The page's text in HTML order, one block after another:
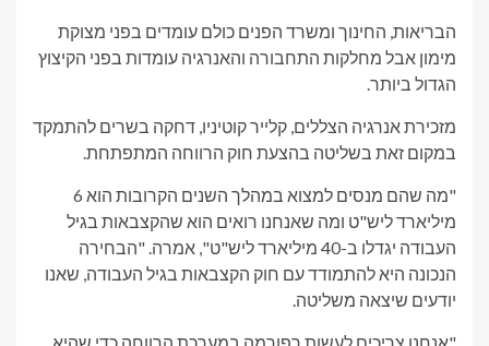
הבריאות, החינוך ומשרד הפנים כולם עומדים בפני מצוקת
מימון אבל מחלקות התחבורה והאנרגיה עומדות בפני הקיצוץ
הגדול ביותר.
מזכירת אנרגיה הצללים, קלייר קוטיניו, דחקה בשרים להתמקד
במקום זאת בשליטה בהצעת חוק הרווחה המתפתחת.
"מה שהם מנסים למצוא במהלך השנים הקרובות הוא 6
מיליארד ליש"ט ומה שאנחנו רואים הוא שהקצבאות בגיל
העבודה יגדלו ב-40 מיליארד ליש"ט", אמרה. "הבחירה
הנכונה היא להתמודד עם חוק הקצבאות בגיל העבודה, שאנו
יודעים שיצאה משליטה.